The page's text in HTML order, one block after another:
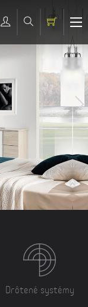
Drôtené systémy